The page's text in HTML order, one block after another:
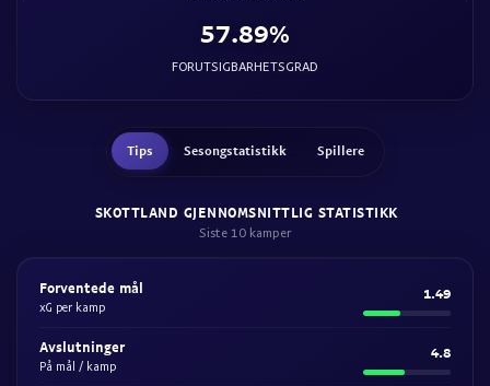
57.89%
FORUTSIGBARHETSGRAD
Tips Sesongstatistikk Spillere
SKOTTLAND GJENNOMSNITTLIG STATISTIKK
Siste 10 kamper
Forventede mål
xG per kamp
1.49
Avslutninger
På mål / kamp
4.8